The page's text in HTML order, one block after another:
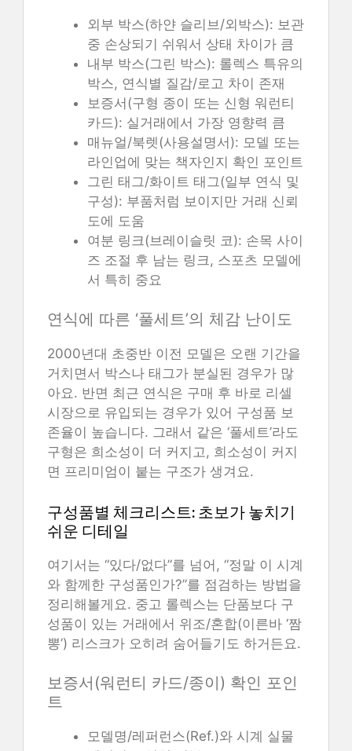
외부 박스(하얀 슬리브/외박스): 보관
중 손상되기 쉬워서 상태 차이가 큼
내부 박스(그린 박스): 롤렉스 특유의
박스, 연식별 질감/로고 차이 존재
보증서(구형 종이 또는 신형 워런티
카드): 실거래에서 가장 영향력 큼
매뉴얼/북렛(사용설명서): 모델 또는
라인업에 맞는 책자인지 확인 포인트
그린 태그/화이트 태그(일부 연식 및
구성): 부품처럼 보이지만 거래 신뢰
도에 도움
여분 링크(브레이슬릿 코): 손목 사이
즈 조절 후 남는 링크, 스포츠 모델에
서 특히 중요
연식에 따른 ‘풀세트’의 체감 난이도
2000년대 초중반 이전 모델은 오랜 기간을
거치면서 박스나 태그가 분실된 경우가 많
아요. 반면 최근 연식은 구매 후 바로 리셀
시장으로 유입되는 경우가 있어 구성품 보
존율이 높습니다. 그래서 같은 ‘풀세트’라도
구형은 희소성이 더 커지고, 희소성이 커지
면 프리미엄이 붙는 구조가 생겨요.
구성품별 체크리스트: 초보가 놓치기
쉬운 디테일
여기서는 “있다/없다”를 넘어, “정말 이 시계
와 함께한 구성품인가?”를 점검하는 방법을
정리해볼게요. 중고 롤렉스는 단품보다 구
성품이 있는 거래에서 위조/혼합(이른바 ‘짬
뽕’) 리스크가 오히려 숨어들기도 하거든요.
보증서(워런티 카드/종이) 확인 포인
트
모델명/레퍼런스(Ref.)와 시계 실물